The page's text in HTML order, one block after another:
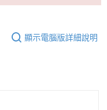
顯示電腦版詳細說明